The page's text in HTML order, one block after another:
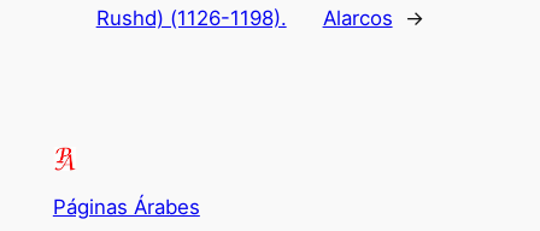
Rushd) (1126-1198).
Alarcos
→
Páginas Árabes